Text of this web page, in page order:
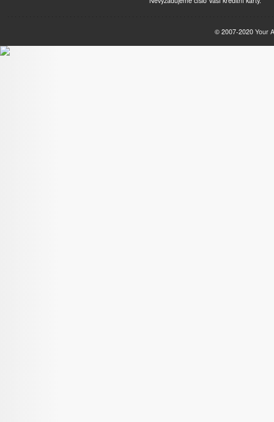
© 2007-2020 Your